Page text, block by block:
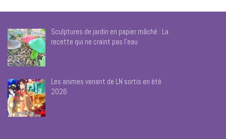
Sculptures de jardin en papier mâché : La
recette qui ne craint pas l’eau
Les animes venant de LN sortis en été
2026